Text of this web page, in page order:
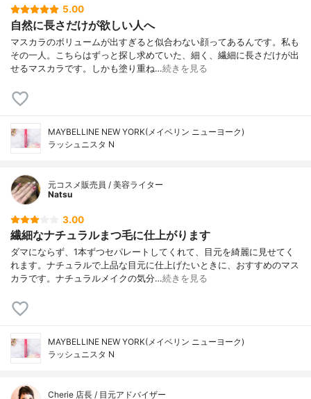
5.00
自然に長さだけが欲しい人へ
マスカラのボリュームが出すぎると似合わない顔ってあるんです。私も
その一人。こちらはずっと探し求めていた、細く、繊細に長さだけが出
せるマスカラです。しかも塗り重ね…続きを見る
MAYBELLINE NEW YORK(メイベリン ニューヨーク)
ラッシュニスタ N
元コスメ販売員 / 美容ライター
Natsu
3.00
繊細なナチュラルまつ毛に仕上がります
ダマにならず、1本ずつセパレートしてくれて、目元を綺麗に見せてく
れます。ナチュラルで上品な目元に仕上げたいときに、おすすめのマス
カラです。ナチュラルメイクの気分…続きを見る
MAYBELLINE NEW YORK(メイベリン ニューヨーク)
ラッシュニスタ N
Cherie 店長 / 目元アドバイザー